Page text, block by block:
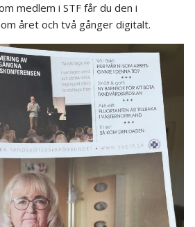
medlem i STF får du den i
året och två gånger digitalt.